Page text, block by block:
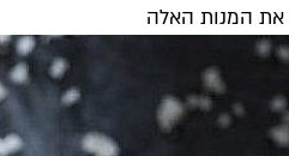
המנות האלה